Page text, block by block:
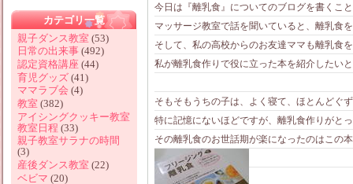
今日は『離乳食』についてのブログを書くこ
マッサージ教室で話を聞いていると、離乳食
そして、私の高校からのお友達ママも離乳食
私が離乳食作りで役に立った本を紹介したい
そもそもうちの子は、よく寝て、ほとんどぐ
特に記憶にないほどですが、離乳食作りがと
その離乳食のお世話期が楽になったのはこの
カテゴリ一覧
親子ダンス教室 (53)
日常の出来事 (492)
認定資格講座 (44)
育児グッズ (41)
ママラブ会 (4)
教室 (382)
アイシングクッキー教室
教室日程 (33)
親子教室サラナの時間
(3)
産後ダンス教室 (22)
ベビマ (20)